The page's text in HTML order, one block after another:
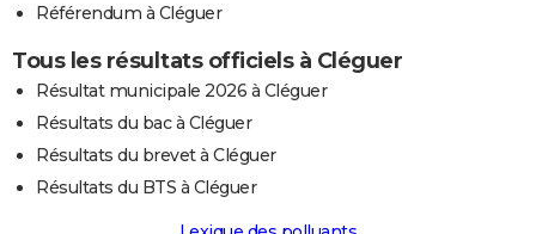
Référendum à Cléguer
Tous les résultats officiels à Cléguer
Résultat municipale 2026 à Cléguer
Résultats du bac à Cléguer
Résultats du brevet à Cléguer
Résultats du BTS à Cléguer